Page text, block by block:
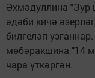
Әхмәдуллина "Зур
әдәби кичә
билгеләп
мөбәракшина "14
чара үткәргән.